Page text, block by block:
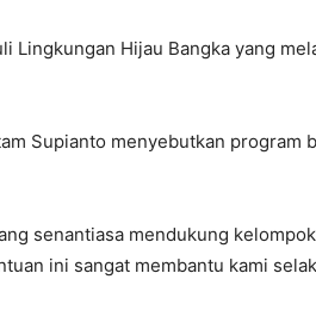
Lingkungan Hijau Bangka yang
Supianto menyebutkan program
senantiasa mendukung
ini sangat membantu kami